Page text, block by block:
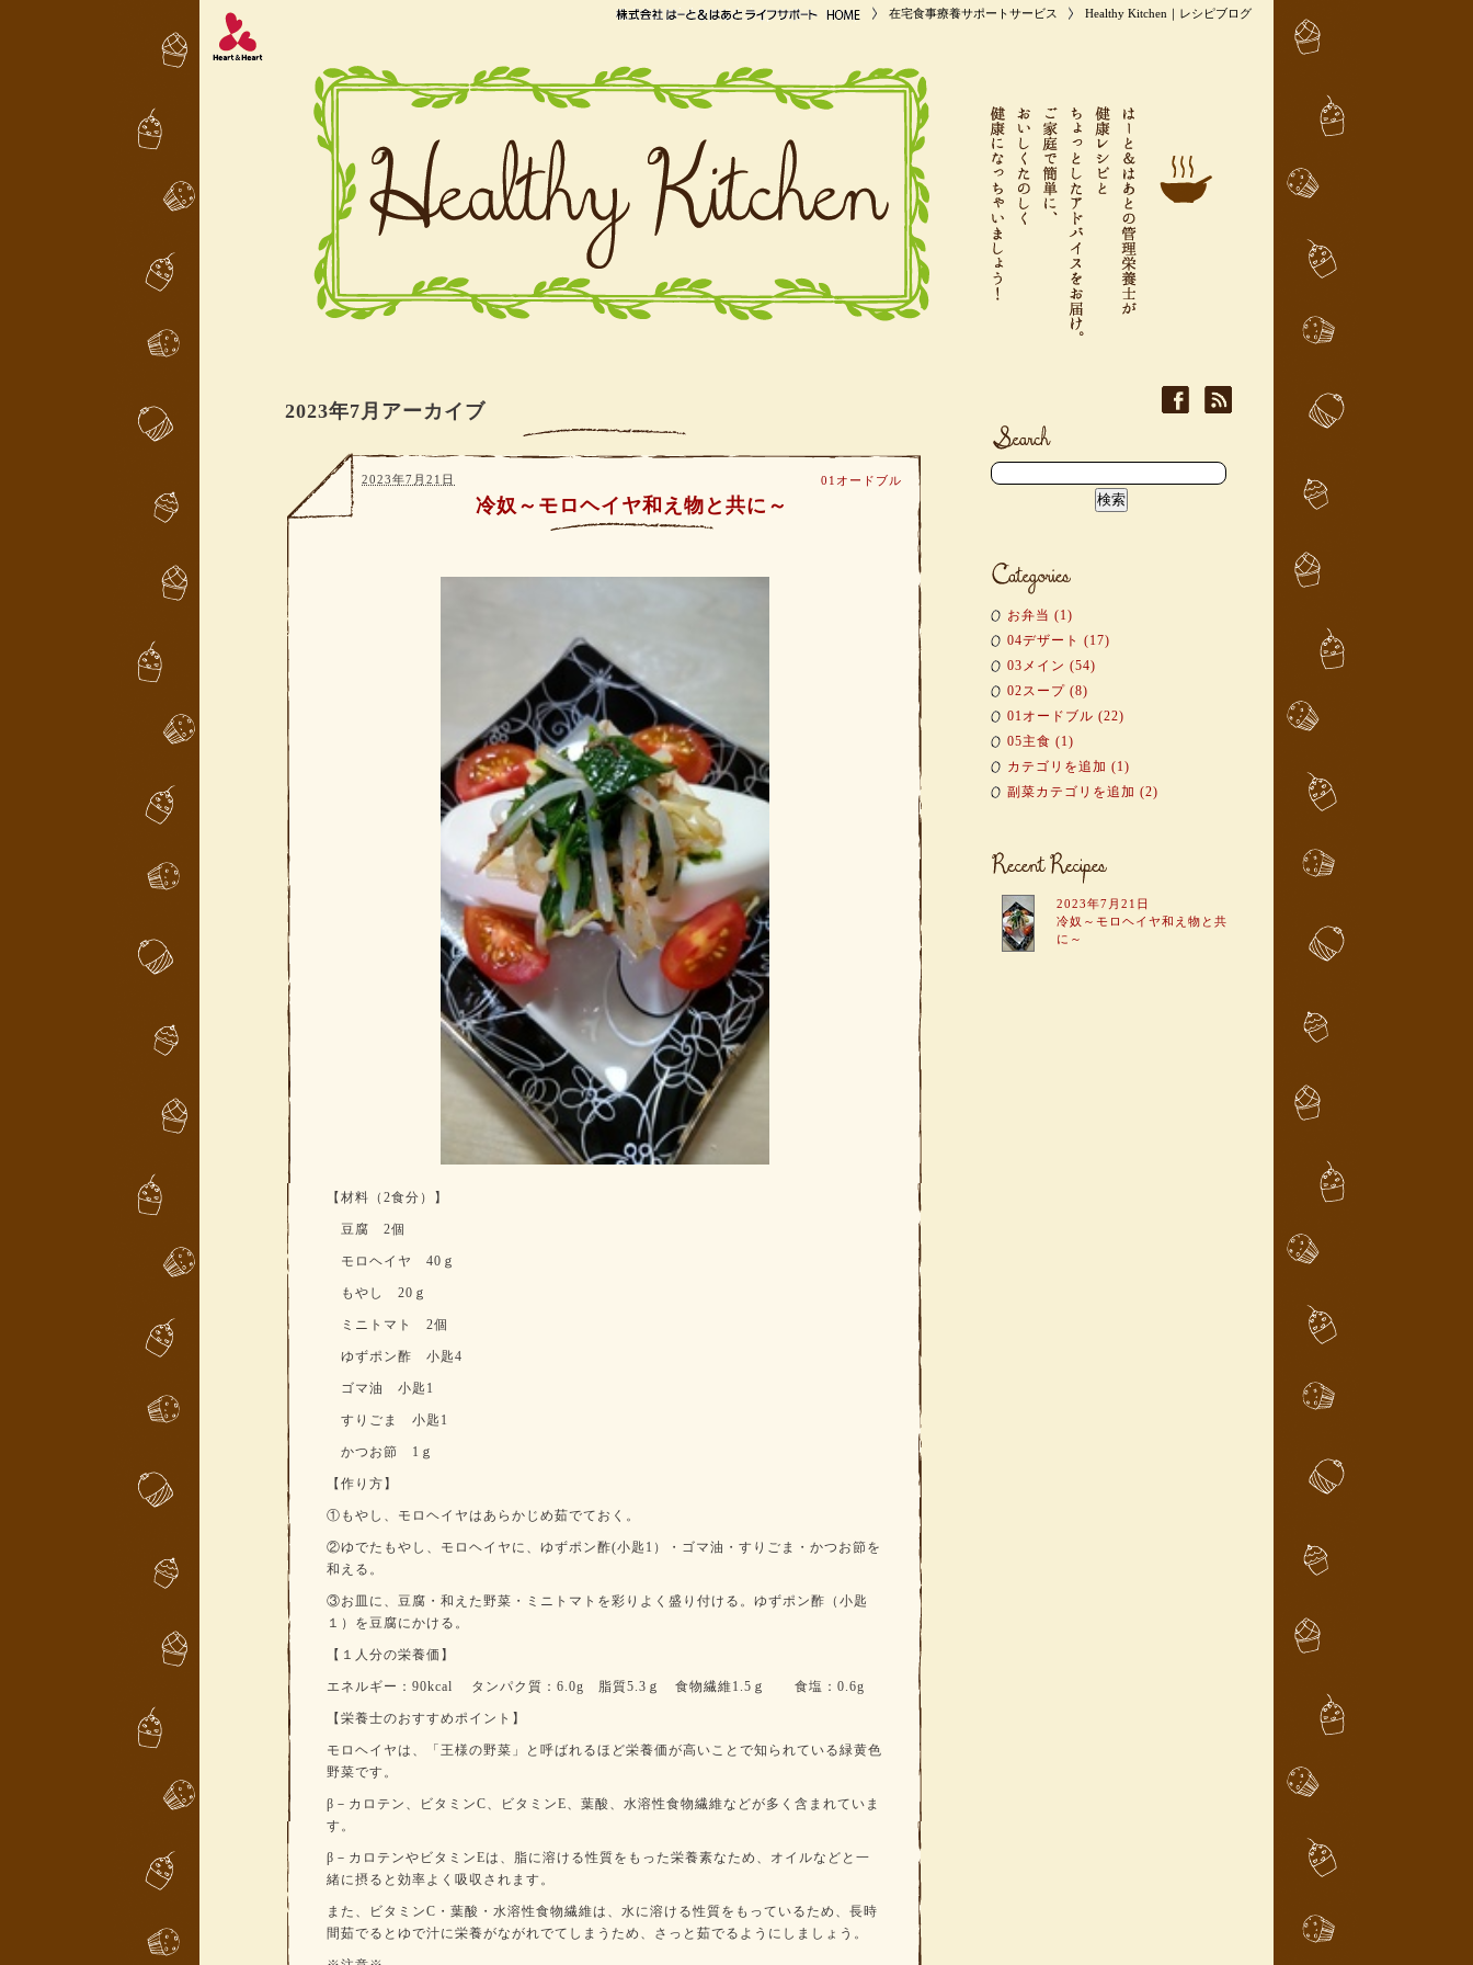
在宅食事療養サポートサービス Healthy Kitchen｜レシピブログ
2023年7月アーカイブ
冷奴～モロヘイヤ和え物と共に～
2023年7月21日 01オードブル
【材料（2食分）】
豆腐 2個
モロヘイヤ 40ｇ
もやし 20ｇ
ミニトマト 2個
ゆずポン酢 小匙4
ゴマ油 小匙1
すりごま 小匙1
かつお節 1ｇ
【作り方】
①もやし、モロヘイヤはあらかじめ茹でておく。
②ゆでたもやし、モロヘイヤに、ゆずポン酢(小匙1）・ゴマ油・すりごま・かつお節を
和える。
③お皿に、豆腐・和えた野菜・ミニトマトを彩りよく盛り付ける。ゆずポン酢（小匙
１）を豆腐にかける。
【１人分の栄養価】
エネルギー：90kcal タンパク質：6.0g 脂質5.3ｇ 食物繊維1.5ｇ 食塩：0.6g
【栄養士のおすすめポイント】
モロヘイヤは、「王様の野菜」と呼ばれるほど栄養価が高いことで知られている緑黄色
野菜です。
β－カロテン、ビタミンC、ビタミンE、葉酸、水溶性食物繊維などが多く含まれていま
す。
β－カロテンやビタミンEは、脂に溶ける性質をもった栄養素なため、オイルなどと一
緒に摂ると効率よく吸収されます。
また、ビタミンC・葉酸・水溶性食物繊維は、水に溶ける性質をもっているため、長時
間茹でるとゆで汁に栄養がながれでてしまうため、さっと茹でるようにしましょう。
お弁当 (1)
04デザート (17)
03メイン (54)
02スープ (8)
01オードブル (22)
05主食 (1)
カテゴリを追加 (1)
副菜カテゴリを追加 (2)
2023年7月21日
冷奴～モロヘイヤ和え物と共
に～